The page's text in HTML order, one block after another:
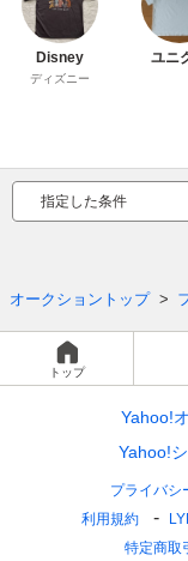
Disney
ディズニー
ユニ
指定した条件
オークショントップ
トップ
Yahoo!
Yahoo!
プライバシ
利用規約
特定商取